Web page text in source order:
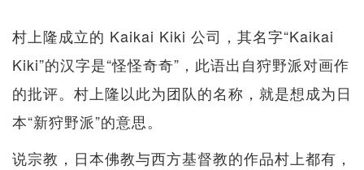
村上隆成立的 Kaikai Kiki 公司，其名字“Kaikai
Kiki”的汉字是“怪怪奇奇”，此语出自狩野派对画作
的批评。村上隆以此为团队的名称，就是想成为日
本“新狩野派”的意思。
说宗教，日本佛教与西方基督教的作品村上都有，